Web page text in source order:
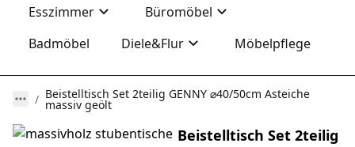
Esszimmer
Büromöbel
Badmöbel
Diele&Flur Möbelpflege
Beistelltisch Set 2teilig GENNY ⌀40/50cm Asteiche
massiv geölt
Beistelltisch Set 2teilig